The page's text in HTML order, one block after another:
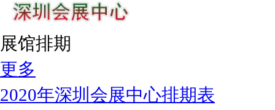
展馆排期
更多
2020年深圳会展中心排期表